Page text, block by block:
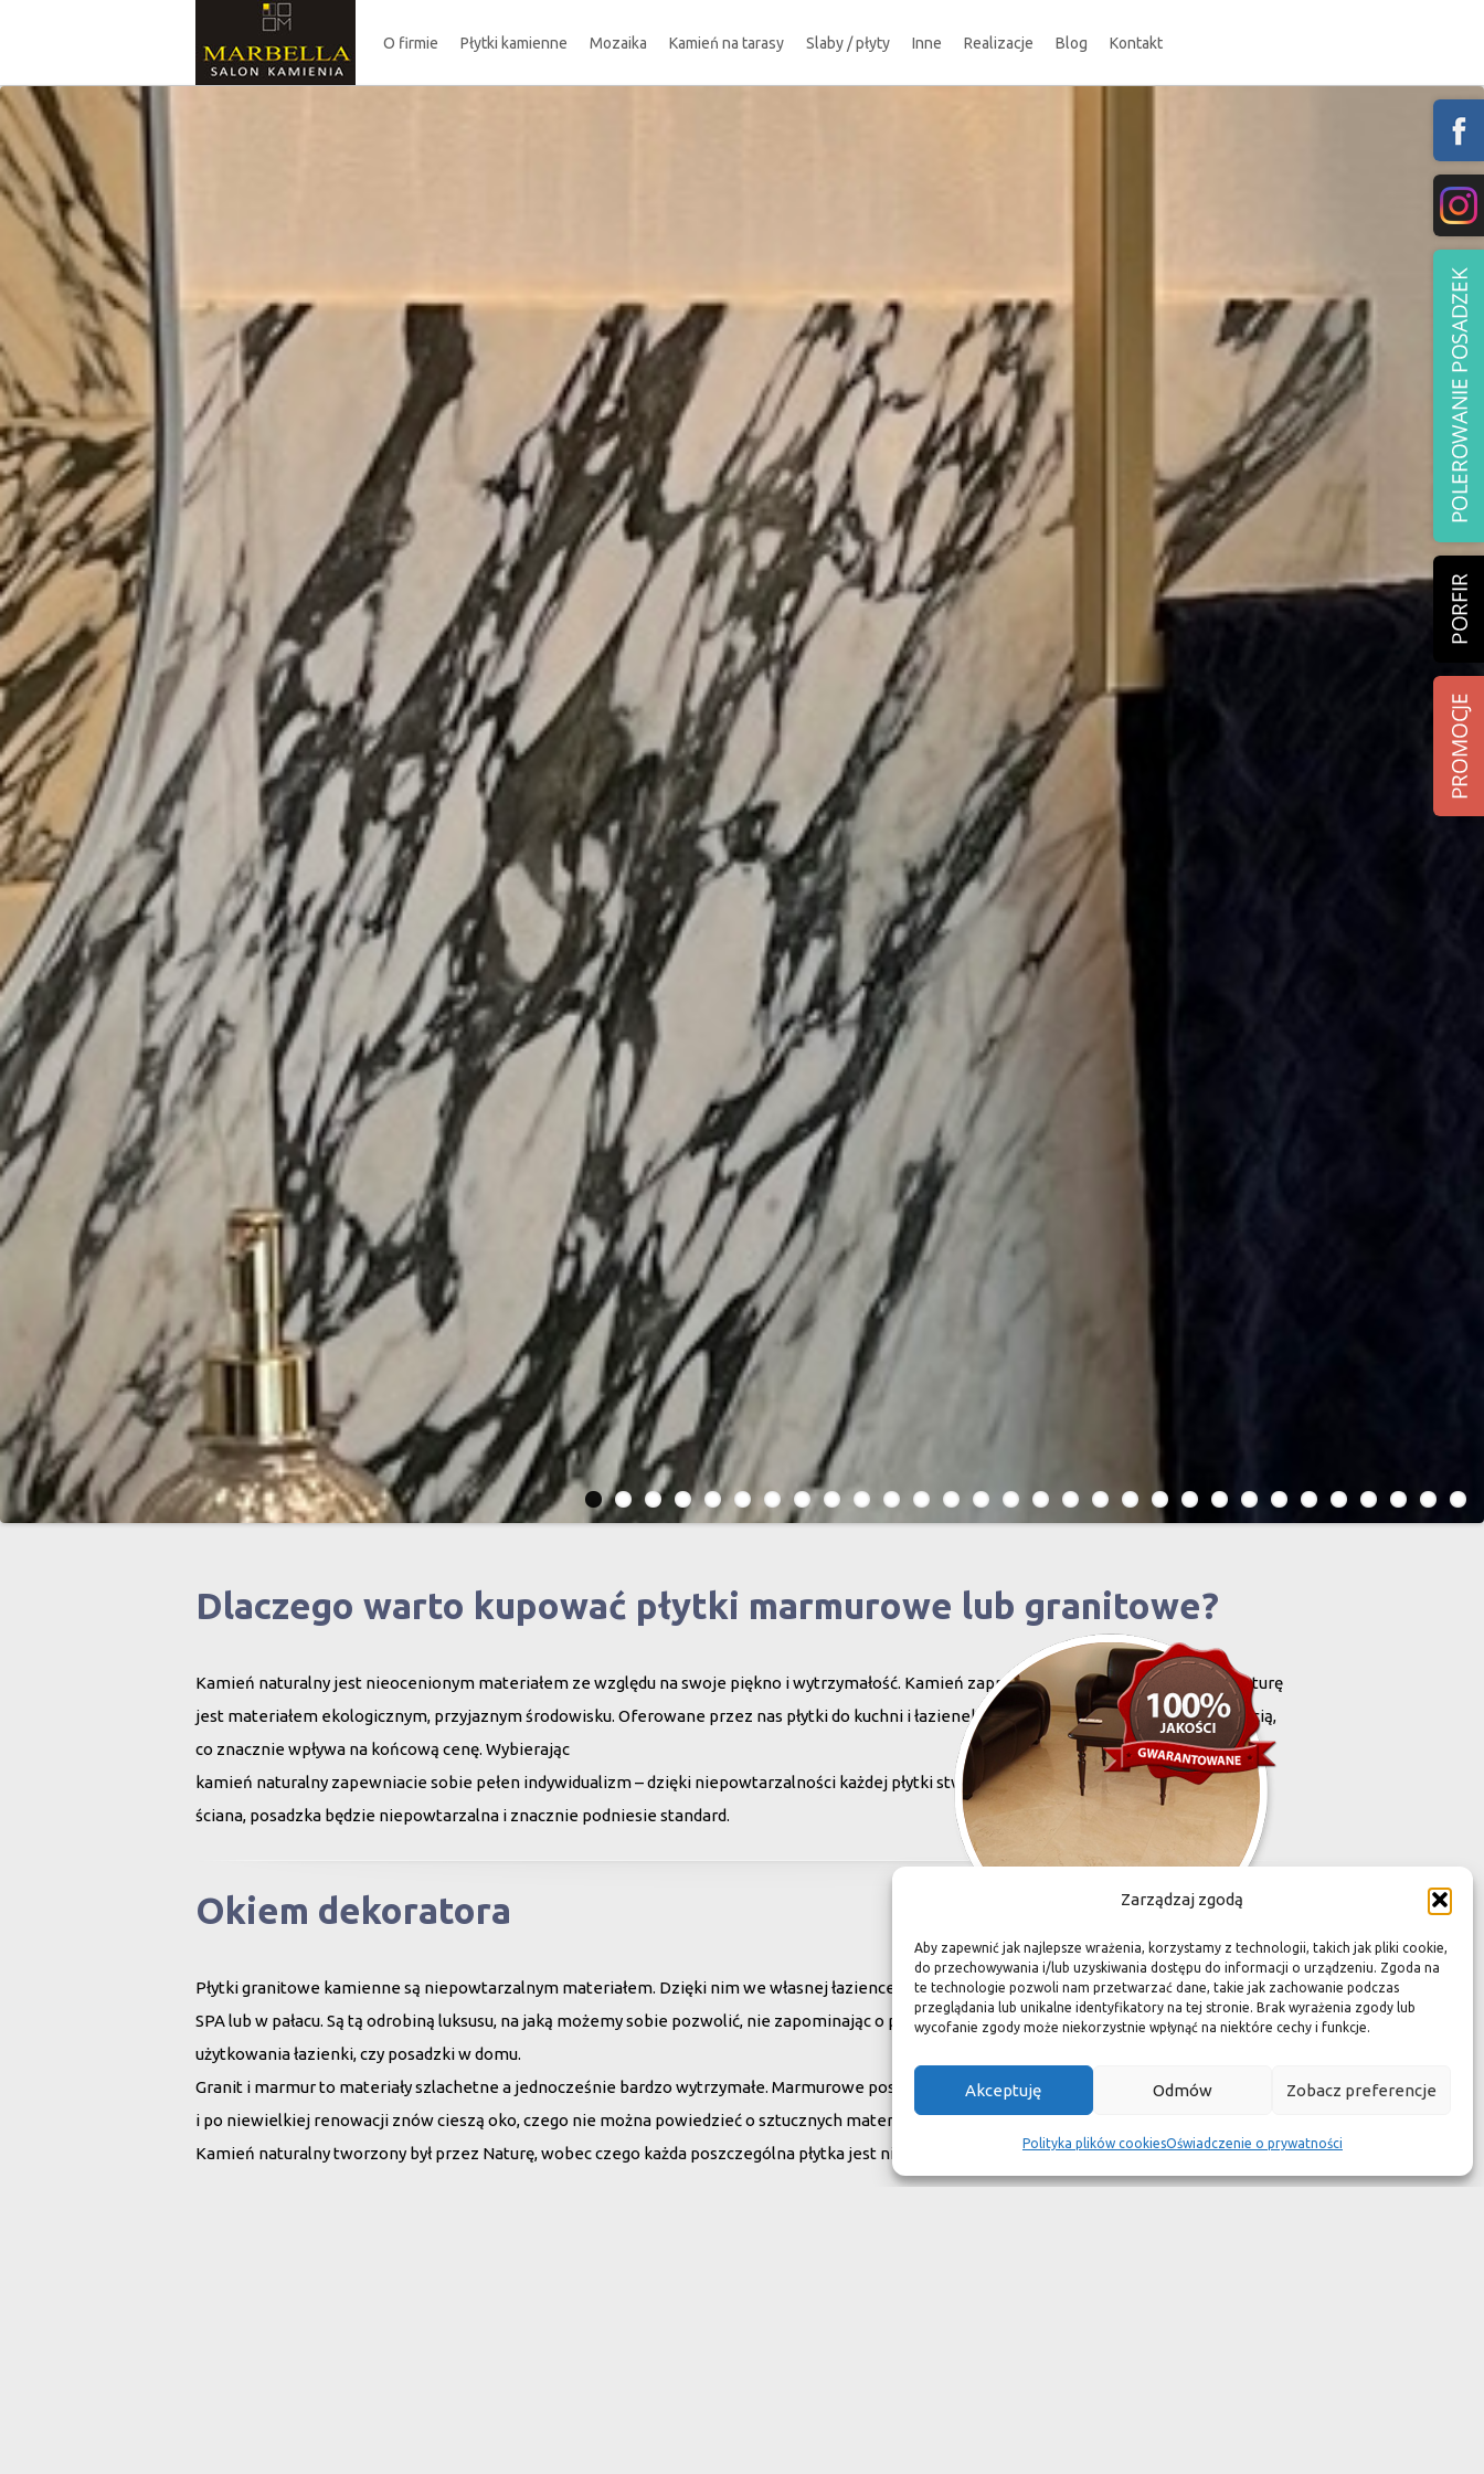
Zarządzaj zgodą
Aby zapewnić jak najlepsze wrażenia, korzystamy z technologii, takich jak pliki cookie,
do przechowywania i/lub uzyskiwania dostępu do informacji o urządzeniu. Zgoda na
te technologie pozwoli nam przetwarzać dane, takie jak zachowanie podczas
przeglądania lub unikalne identyfikatory na tej stronie. Brak wyrażenia zgody lub
wycofanie zgody może niekorzystnie wpłynąć na niektóre cechy i funkcje.
Akceptuję Odmów Zobacz preferencje
Polityka plików cookiesOświadczenie o prywatności
O firmie Płytki kamienne Mozaika Kamień na tarasy Slaby / płyty Inne Realizacje Blog Kontakt
Dlaczego warto kupować płytki marmurowe lub granitowe?
Kamień naturalny jest nieocenionym materiałem ze względu na swoje piękno i wytrzymałość. Kamień zaprojektowany i stworzony przez naturę
jest materiałem ekologicznym, przyjaznym środowisku. Oferowane przez nas płytki do kuchni i łazienek charakteryzują się niewielką grubością,
co znacznie wpływa na końcową cenę. Wybierając
kamień naturalny zapewniacie sobie pełen indywidualizm – dzięki niepowtarzalności każdej płytki stworzona przez Was przestrzeń,
ściana, posadzka będzie niepowtarzalna i znacznie podniesie standard.
Okiem dekoratora
Płytki granitowe kamienne są niepowtarzalnym materiałem. Dzięki nim we własnej łazience możemy poczuć się jak w luksusowym
SPA lub w pałacu. Są tą odrobiną luksusu, na jaką możemy sobie pozwolić, nie zapominając o praktycznym aspekcie
użytkowania łazienki, czy posadzki w domu.
Granit i marmur to materiały szlachetne a jednocześnie bardzo wytrzymałe. Marmurowe posadzki w zamkach przetrwały wieki
i po niewielkiej renowacji znów cieszą oko, czego nie można powiedzieć o sztucznych materiałach, ich żywotność jest dużo krótsza.
Kamień naturalny tworzony był przez Naturę, wobec czego każda poszczególna płytka jest niepowtarzalnym dziełem sztuki."